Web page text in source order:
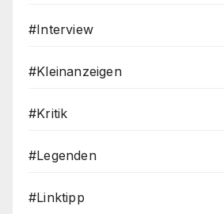
#Interview
#Kleinanzeigen
#Kritik
#Legenden
#Linktipp